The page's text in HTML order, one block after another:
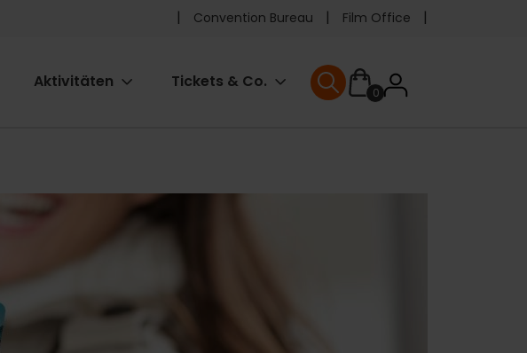
Pre
header
Convention Bureau Film Office
Aktivitäten Tickets & Co.
0User
User menu